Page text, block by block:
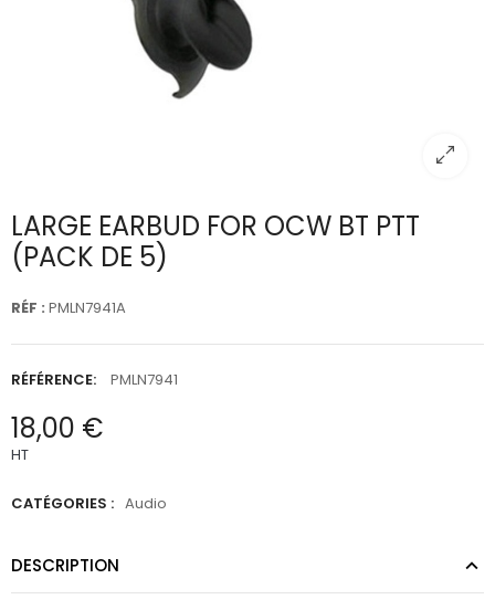
LARGE EARBUD FOR OCW BT PTT
(PACK DE 5)
RÉF : PMLN7941A
RÉFÉRENCE: PMLN7941
18,00 €
HT
CATÉGORIES : Audio
DESCRIPTION